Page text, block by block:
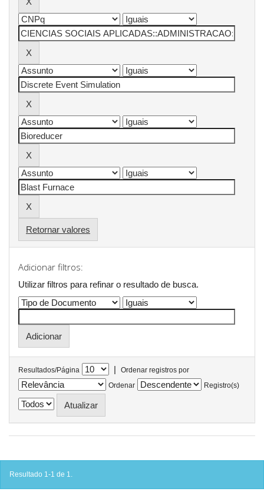
Retornar valores
Adicionar filtros:
Utilizar filtros para refinar o resultado de busca.
Resultados/Página |
Ordenar registros por
Ordenar
Registro(s)
Resultado 1-1 de 1.